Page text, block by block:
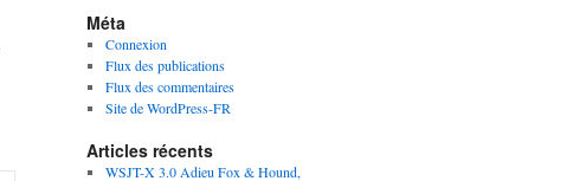
Méta
Connexion
Flux des publications
Flux des commentaires
Site de WordPress-FR
Articles récents
WSJT-X 3.0 Adieu Fox & Hound,